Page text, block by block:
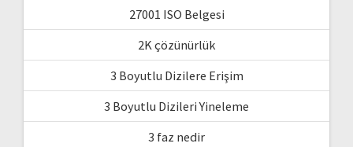
27001 ISO Belgesi
2K çözünürlük
3 Boyutlu Dizilere Erişim
3 Boyutlu Dizileri Yineleme
3 faz nedir